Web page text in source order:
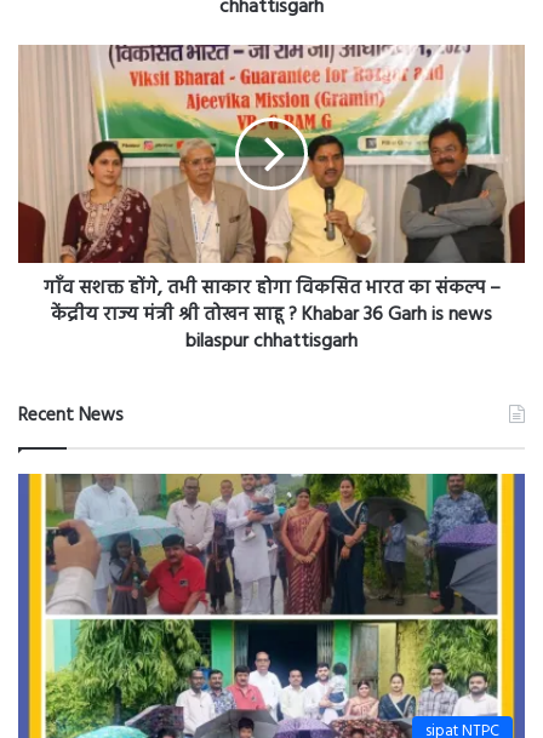
is
news
bilaspur
chhattisgarh
भारत
संकल्प
तोखन
साहू
?
Khabar
Garh
news
bilaspur
chhattisgarh
गाँव सशक्त होंगे, तभी साकार होगा विकसित भारत का संकल्प –
केंद्रीय राज्य मंत्री श्री तोखन साहू ? Khabar 36 Garh is news
bilaspur chhattisgarh
sipat NTPC